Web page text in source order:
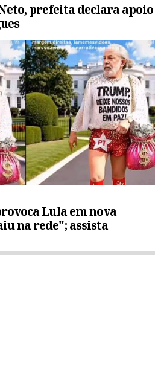
prefeita declara apoio
Lula em nova
na rede"; assista